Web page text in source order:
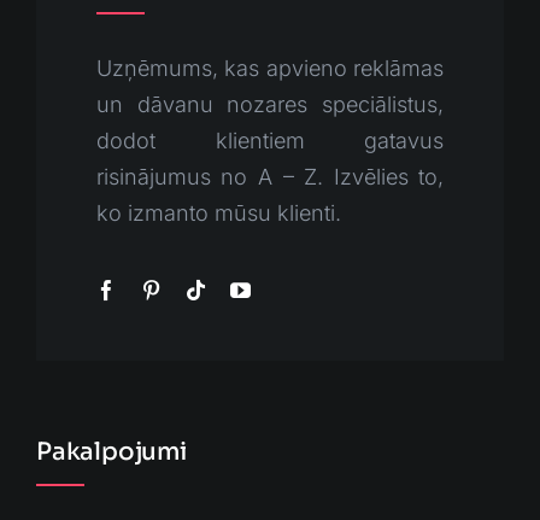
Uzņēmums, kas apvieno reklāmas
un dāvanu nozares speciālistus,
dodot klientiem gatavus
risinājumus no A – Z. Izvēlies to,
ko izmanto mūsu klienti.
Pakalpojumi